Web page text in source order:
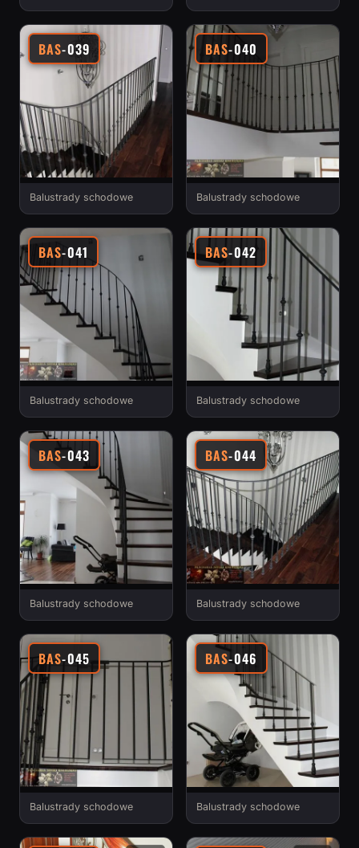
BAS-039
Balustrady schodowe
BAS-040
Balustrady schodowe
BAS-041
Balustrady schodowe
BAS-042
Balustrady schodowe
BAS-043
Balustrady schodowe
BAS-044
Balustrady schodowe
BAS-045
Balustrady schodowe
BAS-046
Balustrady schodowe